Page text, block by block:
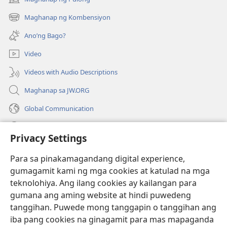
Privacy Settings
Para sa pinakamagandang digital experience,
gumagamit kami ng mga cookies at katulad na mga
teknolohiya. Ang ilang cookies ay kailangan para
gumana ang aming website at hindi puwedeng
tanggihan. Puwede mong tanggapin o tanggihan ang
iba pang cookies na ginagamit para mas mapaganda
(may
bubukas
na
bagong
window)
Maghanap ng Kombensiyon
(may
bubukas
na
bagong
window)
Ano’ng Bago?
Video
Videos with Audio Descriptions
Maghanap sa JW.ORG
Global Communication
(may
na
bagong
window)
Watchtower ONLINE LIBRARY™
(may
bubukas
na
bagong
window)
JW Hub ®
(may
bubukas
®